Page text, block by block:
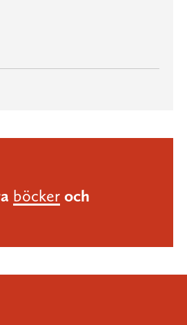
böcker och